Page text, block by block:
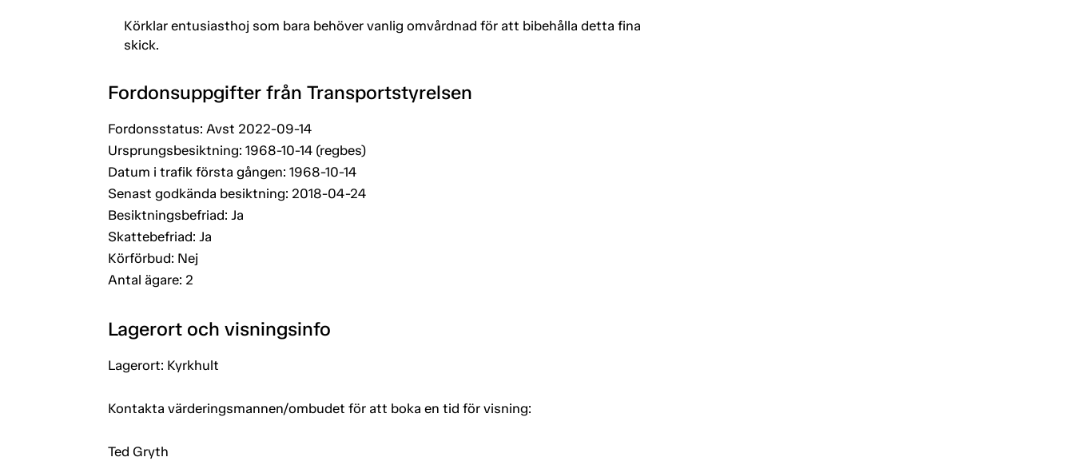
Körklar entusiasthoj som bara behöver vanlig omvårdnad för att bibehålla detta fina
skick.
Fordonsuppgifter från Transportstyrelsen
Fordonsstatus: Avst 2022-09-14
Ursprungsbesiktning: 1968-10-14 (regbes)
Datum i trafik första gången: 1968-10-14
Senast godkända besiktning: 2018-04-24
Besiktningsbefriad: Ja
Skattebefriad: Ja
Körförbud: Nej
Antal ägare: 2
Lagerort och visningsinfo
Lagerort: Kyrkhult
Kontakta värderingsmannen/ombudet för att boka en tid för visning:
Ted Gryth